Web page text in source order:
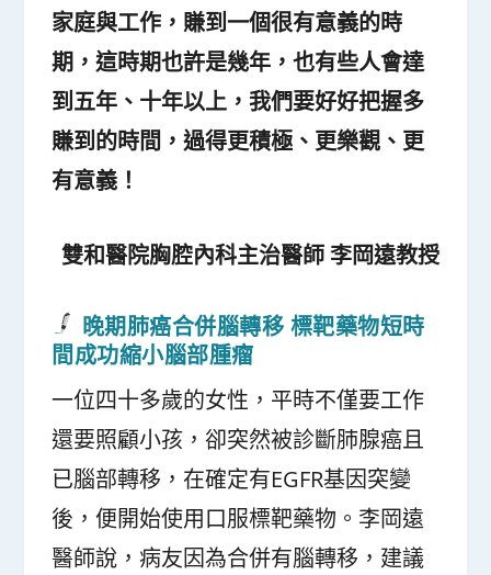
家庭與工作，賺到一個很有意義的時
期，這時期也許是幾年，也有些人會達
到五年、十年以上，我們要好好把握多
賺到的時間，過得更積極、更樂觀、更
有意義！
雙和醫院胸腔內科主治醫師 李岡遠教授
晚期肺癌合併腦轉移 標靶藥物短時
間成功縮小腦部腫瘤
一位四十多歲的女性，平時不僅要工作
還要照顧小孩，卻突然被診斷肺腺癌且
已腦部轉移，在確定有EGFR基因突變
後，便開始使用口服標靶藥物。李岡遠
醫師說，病友因為合併有腦轉移，建議